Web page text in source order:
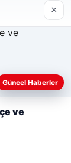
×
Güncel Haberler
ve